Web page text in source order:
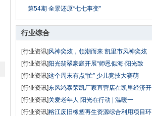
第54期 全景还原“七七事变”
行业综合
[行业资讯]风神奕炫，领潮而来 凯里市风神奕炫
[行业资讯]阳光翡翠豪庭开展“师恩似海·阳光致
[行业资讯]这个周末有点“忙” 少儿竞技大赛萌
[行业资讯]东风鸿泰荣凯厂家直营店在凯里经济开
[行业资讯]关爱老年人 阳光在行动 | 温暖一
[行业资讯]榕江废旧橡塑再生资源综合利用项目环